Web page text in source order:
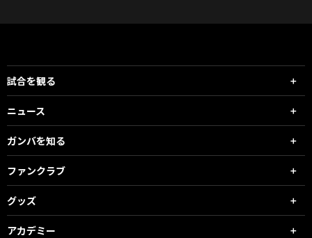
試合を観る
ニュース
ガンバを知る
ファンクラブ
グッズ
アカデミー